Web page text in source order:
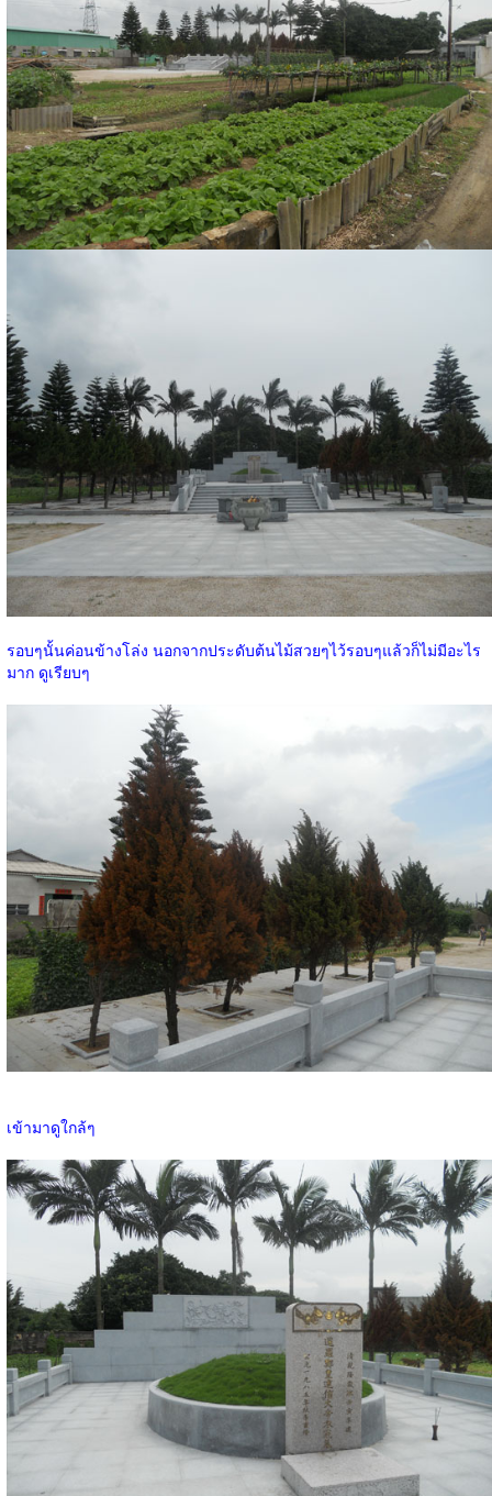
รอบๆนั้นค่อนข้างโล่ง นอกจากประดับต้นไม้สวยๆไว้รอบๆแล้วก็ไม่มีอะไร
มาก ดูเรียบๆ
เข้ามาดูใกล้ๆ